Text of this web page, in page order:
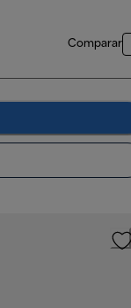
Comparar